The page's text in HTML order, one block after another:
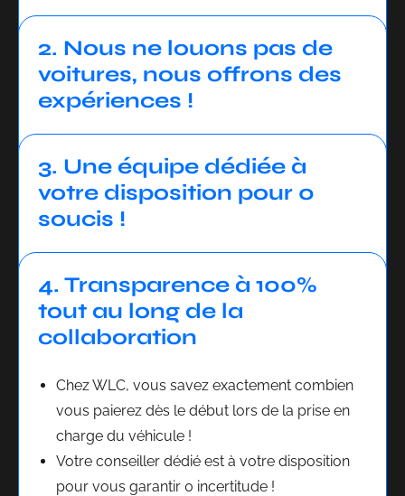
2. Nous ne louons pas de
voitures, nous offrons des
expériences !
3. Une équipe dédiée à
votre disposition pour 0
soucis !
4. Transparence à 100%
tout au long de la
collaboration
Chez WLC, vous savez exactement combien
vous paierez dès le début lors de la prise en
charge du véhicule !
Votre conseiller dédié est à votre disposition
pour vous garantir 0 incertitude !